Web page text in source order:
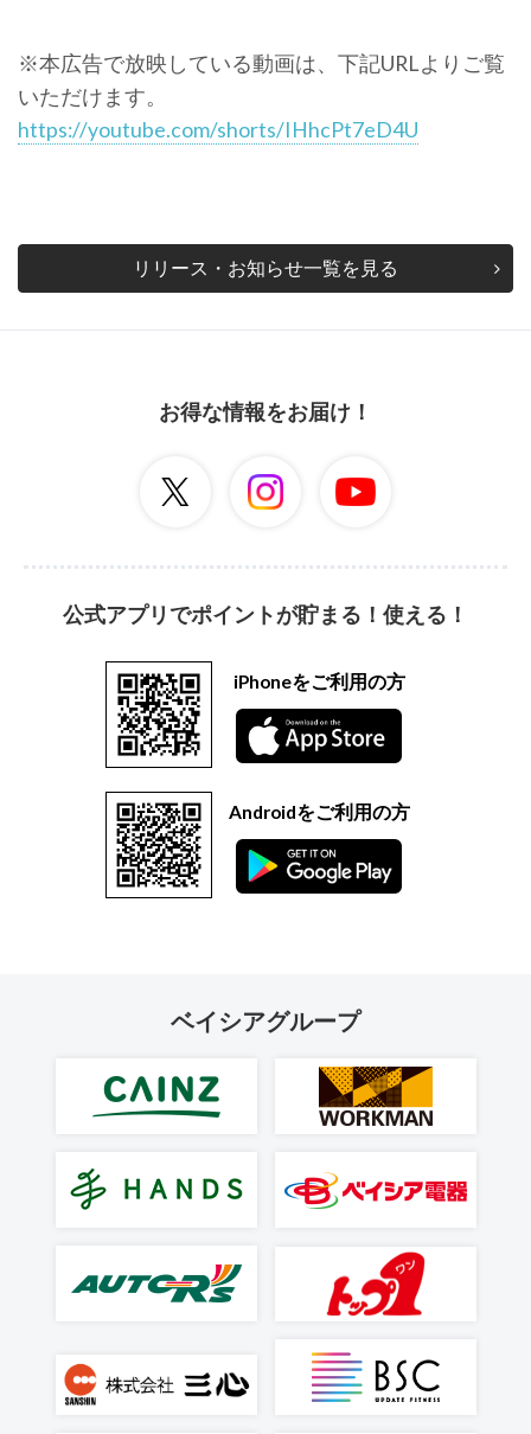
※本広告で放映している動画は、下記URLよりご覧
いただけます。
https://youtube.com/shorts/IHhcPt7eD4U
リリース・お知らせ一覧を見る
お得な情報をお届け！
公式アプリでポイントが貯まる！使える！
iPhoneをご利用の方
Androidをご利用の方
ベイシアグループ